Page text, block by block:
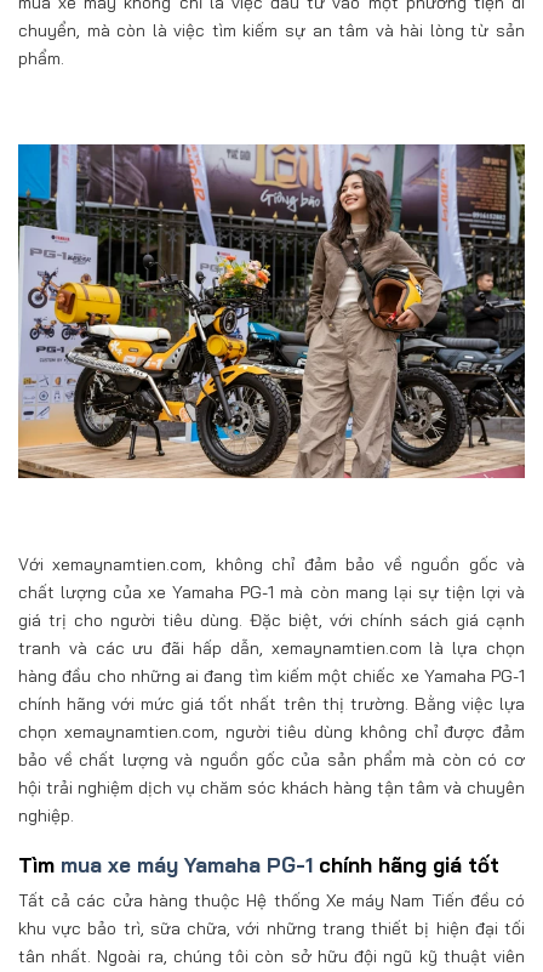
chuyển, mà còn là việc tìm kiếm sự an tâm và hài lòng từ sản
phẩm.
Với xemaynamtien.com, không chỉ đảm bảo về nguồn gốc và
chất lượng của xe Yamaha PG-1 mà còn mang lại sự tiện lợi và
giá trị cho người tiêu dùng. Đặc biệt, với chính sách giá cạnh
tranh và các ưu đãi hấp dẫn, xemaynamtien.com là lựa chọn
hàng đầu cho những ai đang tìm kiếm một chiếc xe Yamaha PG-1
chính hãng với mức giá tốt nhất trên thị trường. Bằng việc lựa
chọn xemaynamtien.com, người tiêu dùng không chỉ được đảm
bảo về chất lượng và nguồn gốc của sản phẩm mà còn có cơ
hội trải nghiệm dịch vụ chăm sóc khách hàng tận tâm và chuyên
nghiệp.
Tìm mua xe máy Yamaha PG-1 chính hãng giá tốt
Tất cả các cửa hàng thuộc Hệ thống Xe máy Nam Tiến đều có
khu vực bảo trì, sữa chữa, với những trang thiết bị hiện đại tối
tân nhất. Ngoài ra, chúng tôi còn sở hữu đội ngũ kỹ thuật viên